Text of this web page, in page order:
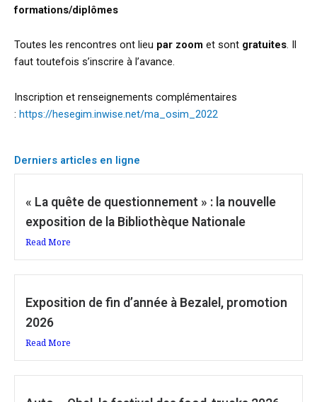
formations/diplômes
Toutes les rencontres ont lieu par zoom et sont gratuites. Il
faut toutefois s’inscrire à l’avance.
Inscription et renseignements complémentaires
: https://hesegim.inwise.net/ma_osim_2022
Derniers articles en ligne
« La quête de questionnement » : la nouvelle
exposition de la Bibliothèque Nationale
Read More
Exposition de fin d’année à Bezalel, promotion
2026
Read More